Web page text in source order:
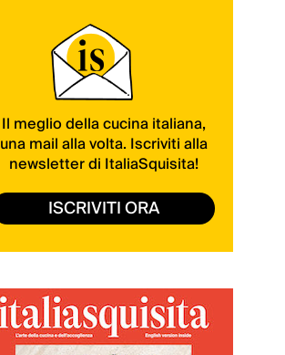
Il meglio della cucina italiana,
una mail alla volta. Iscriviti alla
newsletter di ItaliaSquisita!
ISCRIVITI ORA